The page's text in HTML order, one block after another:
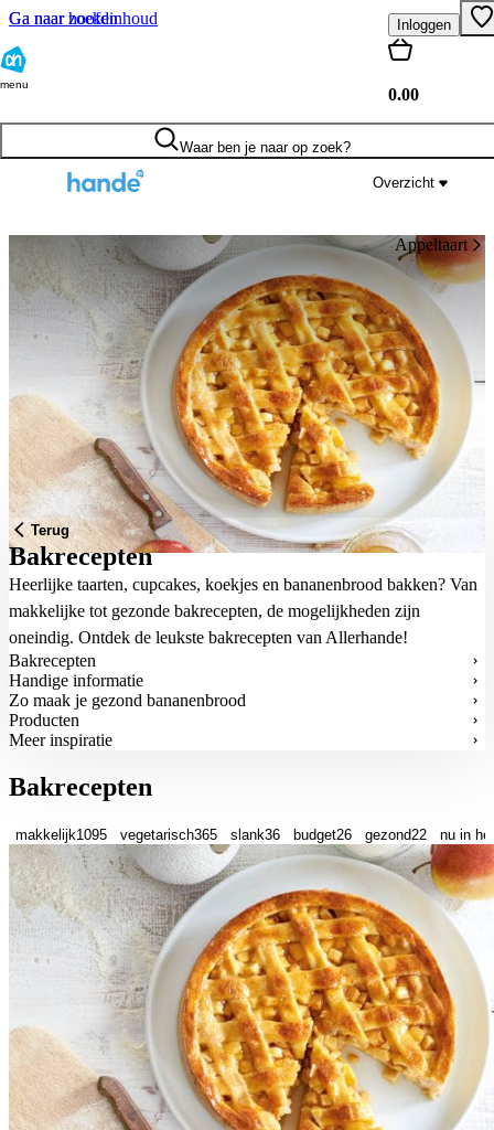
Ga naar hoofdinhoud
Ga naar zoeken
menu
Inloggen
0.00
Waar ben je naar op zoek?
Overzicht
Appeltaart
Terug
Bakrecepten
Heerlijke taarten, cupcakes, koekjes en bananenbrood bakken? Van
makkelijke tot gezonde bakrecepten, de mogelijkheden zijn
oneindig. Ontdek de leukste bakrecepten van Allerhande!
Bakrecepten
Handige informatie
Zo maak je gezond bananenbrood
Producten
Meer inspiratie
Bakrecepten
makkelijk1095 vegetarisch365 slank36 budget26 gezond22 nu in